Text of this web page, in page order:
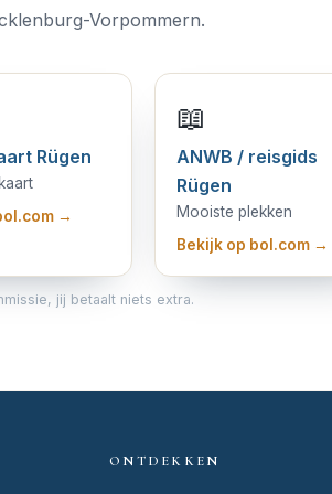
Vorpommern.
Rügen
→
📖
ANWB / reisgids
Rügen
Mooiste plekken
Bekijk op bol.com →
jij betaalt niets extra.
ONTDEKKEN